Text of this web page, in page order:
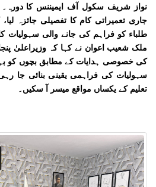
نواز شریف سکول آف ایمیننس کا
جاری تعمیراتی کام کا تفصیلی جائزہ
طلباء کو فراہم کی جانے والی سہولیات
ملک شعیب اعوان نے کہا کہ وزیراعلیٰ
کی خصوصی ہدایات کے مطابق بچوں کو
سہولیات کی فراہمی یقینی بنائی جا
تعلیم کے یکساں مواقع میسر آ سکیں۔